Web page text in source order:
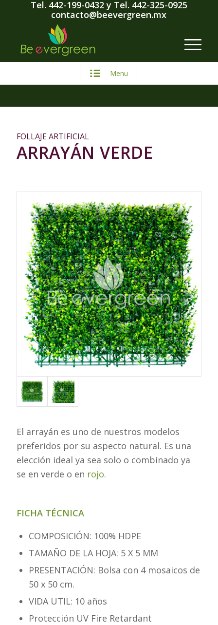
Tel. 442-199-0432y Tel. 442-325-0925
contacto@beevergreen.mx
Menu
FOLLAJE ARTIFICIAL
ARRAYÁN VERDE
El arrayán es uno de nuestros modelos
preferidos por su aspecto natural. Es una
elección ideal ya sea solo o combinado ya
se en verde o en rojo.
FICHA TÉCNICA
COMPOSICIÓN: 100% HDPE
TAMAÑO DE LA HOJA: 5 X 5 MM
PRESENTACIÓN: Bolsa con 4 mosaicos de
50 x 50 cm.
VIDA UTIL: 10 años
Protección UV Fire Retardant